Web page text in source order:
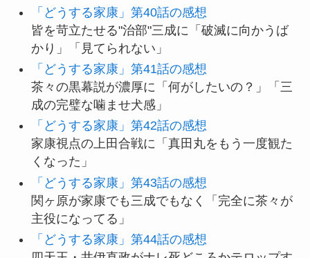
「どうする家康」第40話の感想
皆を苛立たせる"治部"三成に「破滅に向かうば
かり」「見てられない」
「どうする家康」第41話の感想
茶々の黒幕説が濃厚に「何がしたいの？」「三
成の完璧な噛ませ犬感」
「どうする家康」第42話の感想
家康視点の上田合戦に「真田丸をもう一度観た
くなった」
「どうする家康」第43話の感想
関ヶ原が家康でも三成でもなく「完全に茶々が
主役になってる」
「どうする家康」第44話の感想